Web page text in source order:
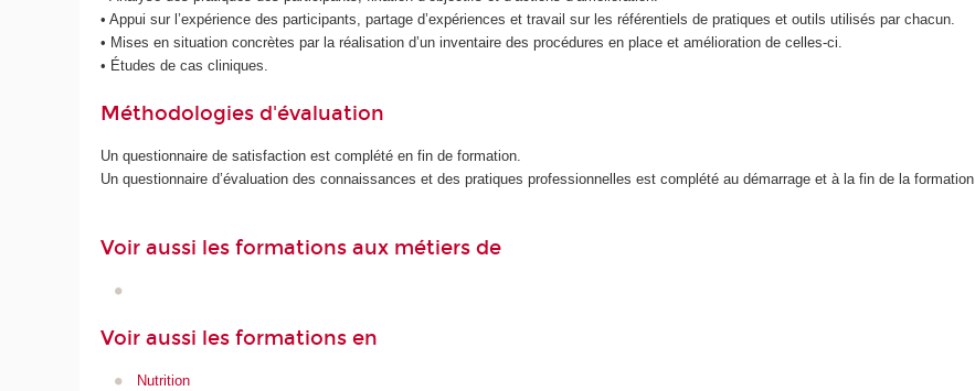
• Appui sur l’expérience des participants, partage d’expériences et travail sur les référentiels de pratiques et outils utilisés par chacun.
• Mises en situation concrètes par la réalisation d’un inventaire des procédures en place et amélioration de celles-ci.
• Études de cas cliniques.
Méthodologies d'évaluation
Un questionnaire de satisfaction est complété en fin de formation.
Un questionnaire d’évaluation des connaissances et des pratiques professionnelles est complété au démarrage et à la fin de la formation.
Voir aussi les formations aux métiers de
Voir aussi les formations en
Nutrition